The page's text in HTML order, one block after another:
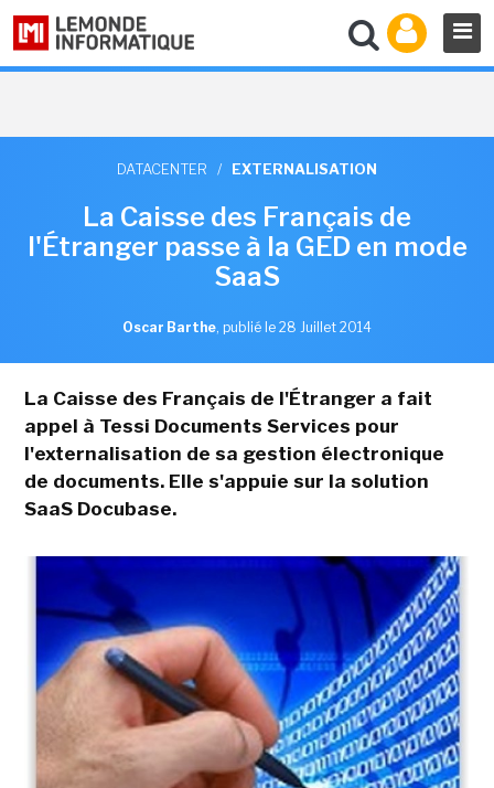
DATACENTER / EXTERNALISATION
La Caisse des Français de
l'Étranger passe à la GED en mode
SaaS
Oscar Barthe, publié le 28 Juillet 2014
La Caisse des Français de l'Étranger a fait
appel à Tessi Documents Services pour
l'externalisation de sa gestion électronique
de documents. Elle s'appuie sur la solution
SaaS Docubase.